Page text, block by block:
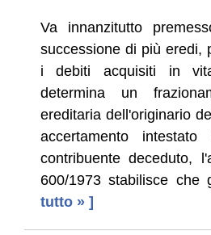
Va innanzitutto
successione di più eredi,
i debiti acquisiti in
determina un
ereditaria dell'originario
accertamento
contribuente deceduto,
600/1973 stabilisce che
tutto » ]